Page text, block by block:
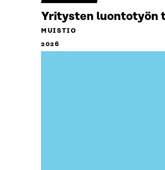
Yritysten luontotyön
MUISTIO
2026